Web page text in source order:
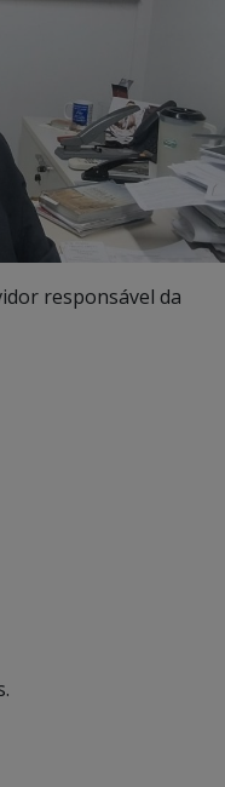
responsável da